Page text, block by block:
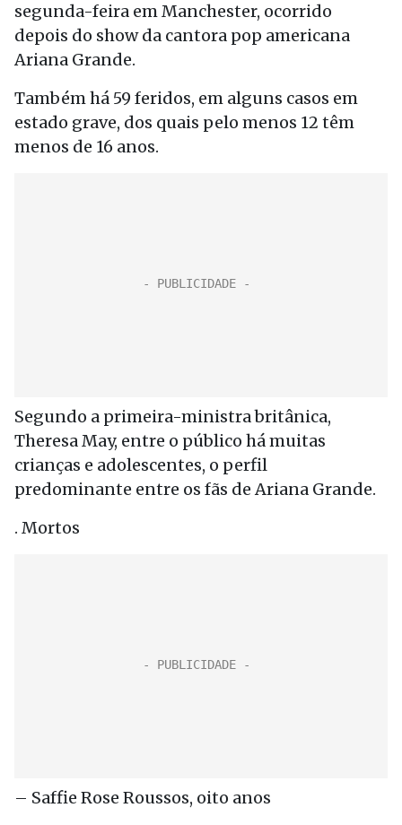
segunda-feira em Manchester, ocorrido
depois do show da cantora pop americana
Ariana Grande.
Também há 59 feridos, em alguns casos em
estado grave, dos quais pelo menos 12 têm
menos de 16 anos.
Segundo a primeira-ministra britânica,
Theresa May, entre o público há muitas
crianças e adolescentes, o perfil
predominante entre os fãs de Ariana Grande.
. Mortos
– Saffie Rose Roussos, oito anos